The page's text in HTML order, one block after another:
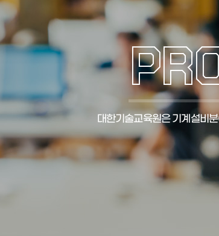
대한기술교육원은 기계설비